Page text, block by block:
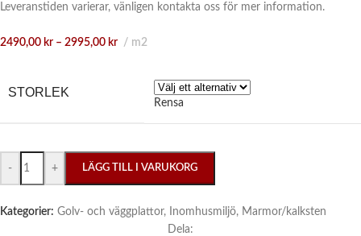
Leveranstiden varierar, vänligen kontakta oss för mer information.
2490,00 kr – 2995,00 kr m2
STORLEK
Rensa
- + LÄGG TILL I VARUKORG
Kategorier: Golv- och väggplattor, Inomhusmiljö, Marmor/kalksten
Dela: